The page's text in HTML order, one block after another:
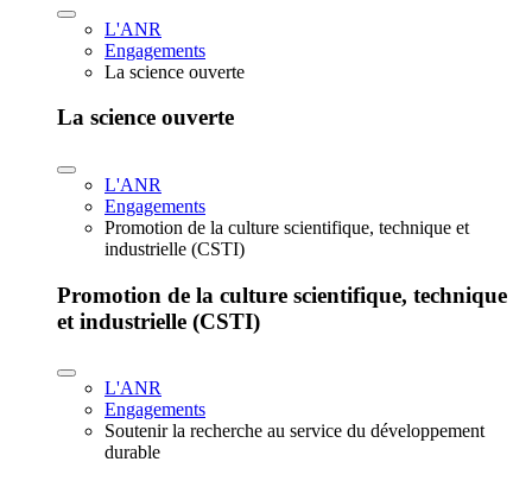
L'ANR
Engagements
La science ouverte
La science ouverte
L'ANR
Engagements
Promotion de la culture scientifique, technique et
industrielle (CSTI)
Promotion de la culture scientifique, technique
et industrielle (CSTI)
L'ANR
Engagements
Soutenir la recherche au service du développement
durable